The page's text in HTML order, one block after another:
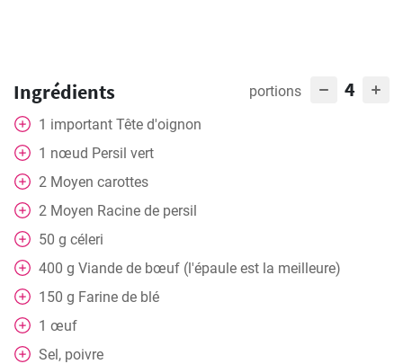
Ingrédients portions 4
1 important Tête d'oignon
1 nœud Persil vert
2 Moyen carottes
2 Moyen Racine de persil
50 g céleri
400 g Viande de bœuf (l'épaule est la meilleure)
150 g Farine de blé
1 œuf
Sel, poivre